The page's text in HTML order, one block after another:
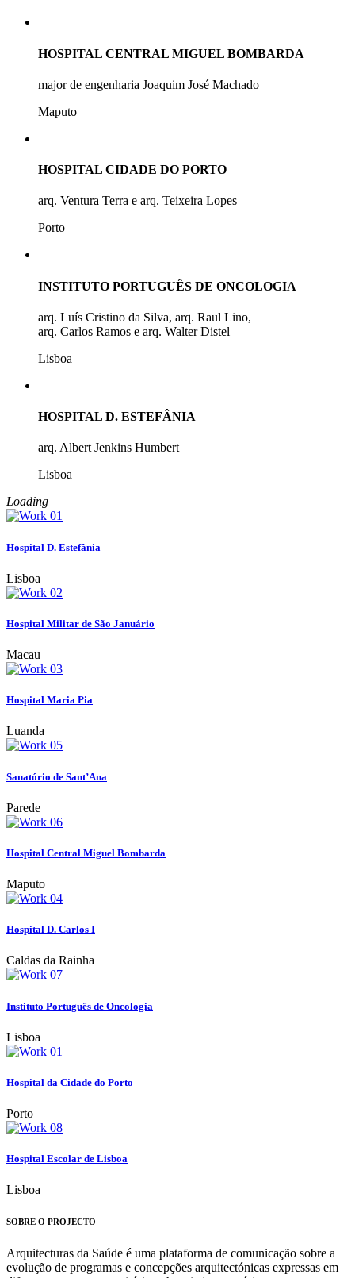
HOSPITAL CENTRAL MIGUEL BOMBARDA
major de engenharia Joaquim José Machado
Maputo
HOSPITAL CIDADE DO PORTO
arq. Ventura Terra e arq. Teixeira Lopes
Porto
INSTITUTO PORTUGUÊS DE ONCOLOGIA
arq. Luís Cristino da Silva, arq. Raul Lino,
arq. Carlos Ramos e arq. Walter Distel
Lisboa
HOSPITAL D. ESTEFÂNIA
arq. Albert Jenkins Humbert
Lisboa
Loading
Hospital D. Estefânia
Lisboa
Hospital Militar de São Januário
Macau
Hospital Maria Pia
Luanda
Sanatório de Sant’Ana
Parede
Hospital Central Miguel Bombarda
Maputo
Hospital D. Carlos I
Caldas da Rainha
Instituto Português de Oncologia
Lisboa
Hospital da Cidade do Porto
Porto
Hospital Escolar de Lisboa
Lisboa
SOBRE O PROJECTO
Arquitecturas da Saúde é uma plataforma de comunicação sobre a
evolução de programas e concepções arquitectónicas expressas em